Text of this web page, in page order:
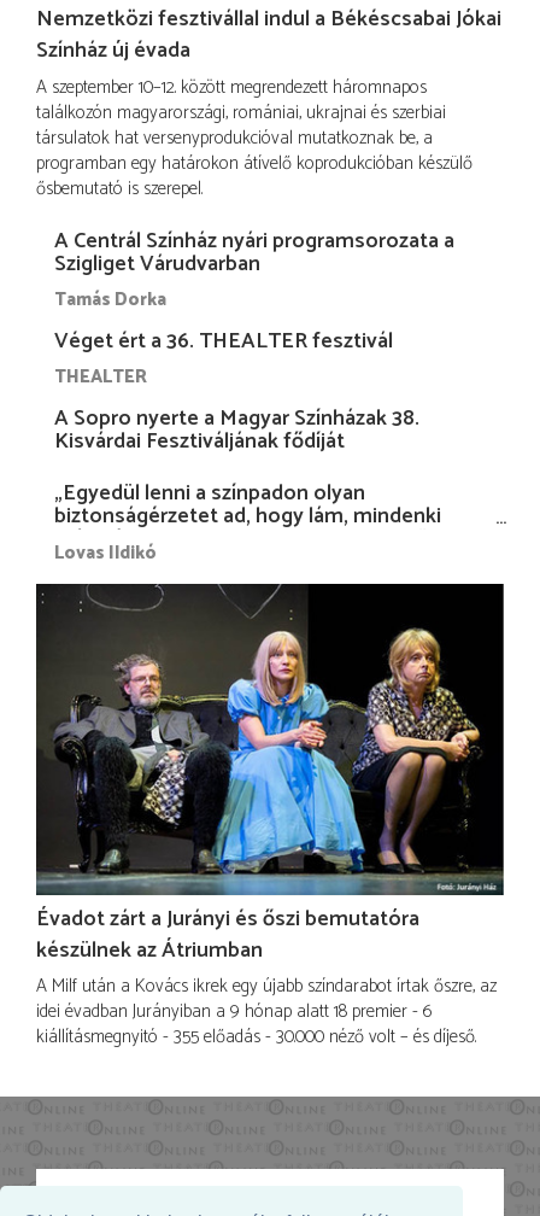
Nemzetközi fesztivállal indul a Békéscsabai Jókai
Színház új évada
A szeptember 10–12. között megrendezett háromnapos
találkozón magyarországi, romániai, ukrajnai és szerbiai
társulatok hat versenyprodukcióval mutatkoznak be, a
programban egy határokon átívelő koprodukcióban készülő
ősbemutató is szerepel.
A Centrál Színház nyári programsorozata a
Szigliget Várudvarban
Tamás Dorka
Véget ért a 36. THEALTER fesztivál
THEALTER
A Sopro nyerte a Magyar Színházak 38.
Kisvárdai Fesztiváljának fődíját
„Egyedül lenni a színpadon olyan
biztonságérzetet ad, hogy lám, mindenki
más nélkül is megvagyok magammal…”
Lovas Ildikó
Évadot zárt a Jurányi és őszi bemutatóra
készülnek az Átriumban
A Milf után a Kovács ikrek egy újabb színdarabot írtak őszre, az
idei évadban Jurányiban a 9 hónap alatt 18 premier - 6
kiállításmegnyitó - 355 előadás - 30.000 néző volt – és díjeső.